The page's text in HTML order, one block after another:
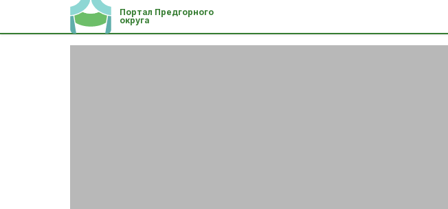
Портал Предгорного
округа